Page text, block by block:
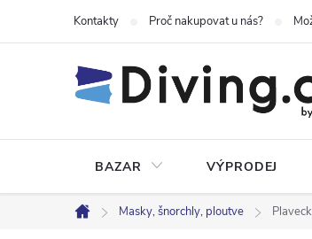
Kontakty Proč nakupovat u nás?
BAZAR VÝPRODEJ
Domů
Masky, šnorchly, ploutve